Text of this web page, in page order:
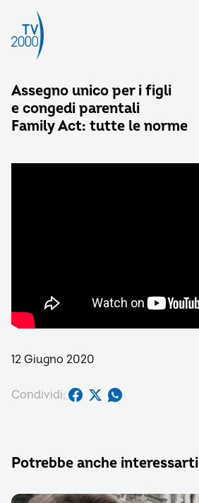
Assegno unico per i figli
e congedi parentali
Family Act: tutte le norme
12 Giugno 2020
Condividi:
Potrebbe anche interessarti